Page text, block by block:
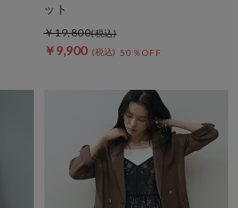
ット
￥9,900 50％OFF
￥19,800